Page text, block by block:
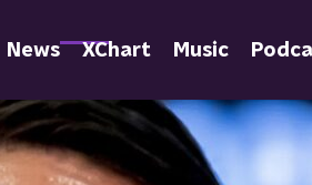
News XChart Music